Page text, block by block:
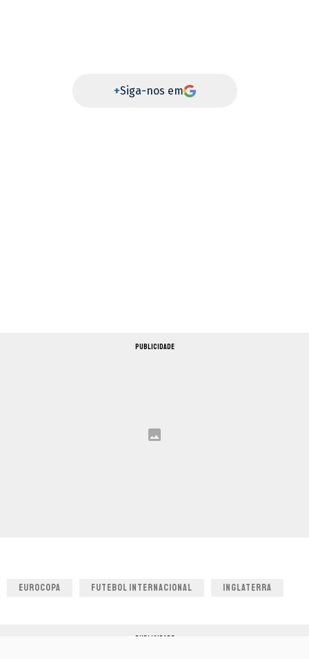
+Siga-nos em
PUBLICIDADE
EUROCOPA FUTEBOL INTERNACIONAL INGLATERRA
PUBLICIDADE